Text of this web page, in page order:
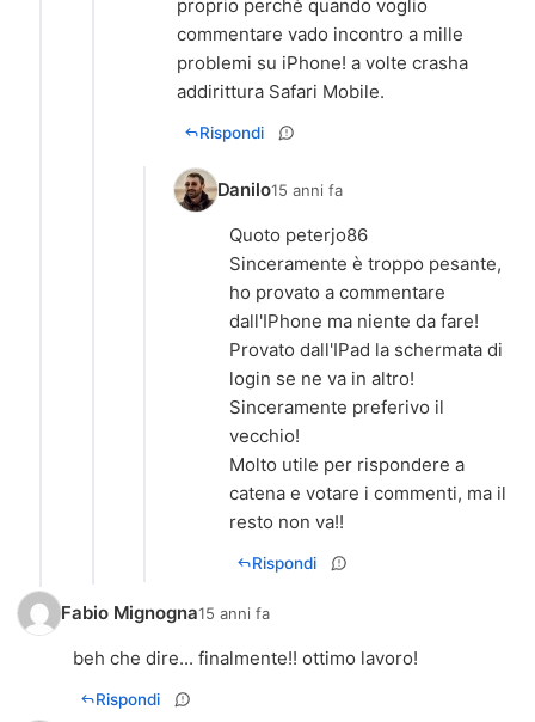
proprio perchè quando voglio
commentare vado incontro a mille
problemi su iPhone! a volte crasha
addirittura Safari Mobile.
Rispondi
Danilo15 anni fa
Quoto peterjo86
Sinceramente è troppo pesante,
ho provato a commentare
dall'IPhone ma niente da fare!
Provato dall'IPad la schermata di
login se ne va in altro!
Sinceramente preferivo il
vecchio!
Molto utile per rispondere a
catena e votare i commenti, ma il
resto non va!!
Rispondi
Fabio Mignogna15 anni fa
beh che dire... finalmente!! ottimo lavoro!
Rispondi